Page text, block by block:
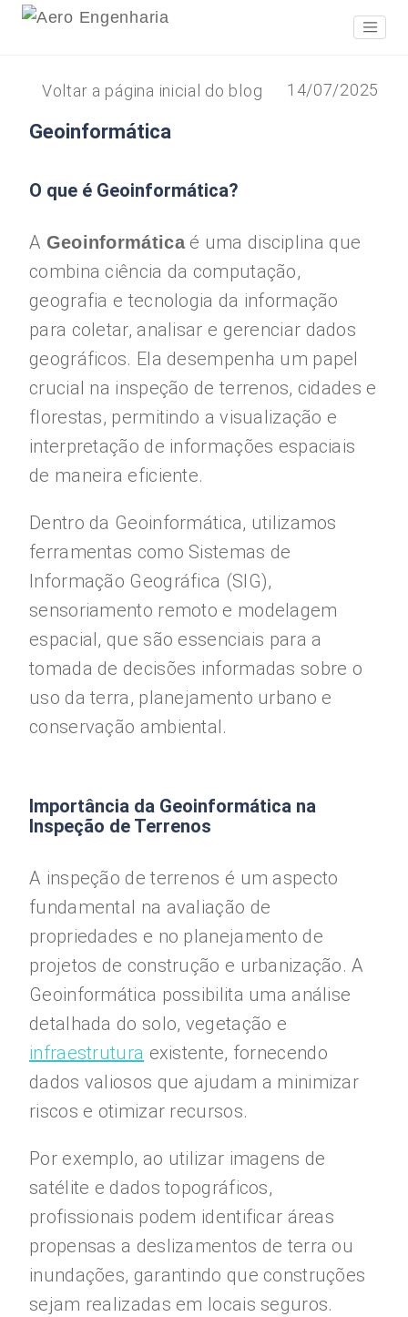
14/07/2025
Voltar a página inicial do blog
Geoinformática
O que é Geoinformática?
A Geoinformáticaé uma disciplina que
combina ciência da computação,
geografia e tecnologia da informação
para coletar, analisar e gerenciar dados
geográficos. Ela desempenha um papel
crucial na inspeção de terrenos, cidades e
florestas, permitindo a visualização e
interpretação de informações espaciais
de maneira eficiente.
Dentro da Geoinformática, utilizamos
ferramentas como Sistemas de
Informação Geográfica (SIG),
sensoriamento remoto e modelagem
espacial, que são essenciais para a
tomada de decisões informadas sobre o
uso da terra, planejamento urbano e
conservação ambiental.
Importância da Geoinformática na
Inspeção de Terrenos
A inspeção de terrenos é um aspecto
fundamental na avaliação de
propriedades e no planejamento de
projetos de construção e urbanização. A
Geoinformática possibilita uma análise
detalhada do solo, vegetação e
infraestrutura existente, fornecendo
dados valiosos que ajudam a minimizar
riscos e otimizar recursos.
Por exemplo, ao utilizar imagens de
satélite e dados topográficos,
profissionais podem identificar áreas
propensas a deslizamentos de terra ou
inundações, garantindo que construções
sejam realizadas em locais seguros.